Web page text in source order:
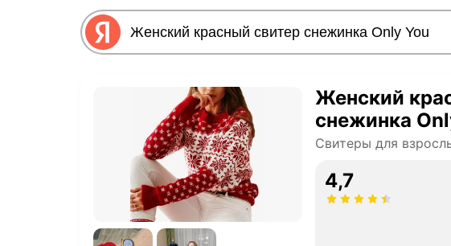
Женский
снежинка
Свитеры для
4,7